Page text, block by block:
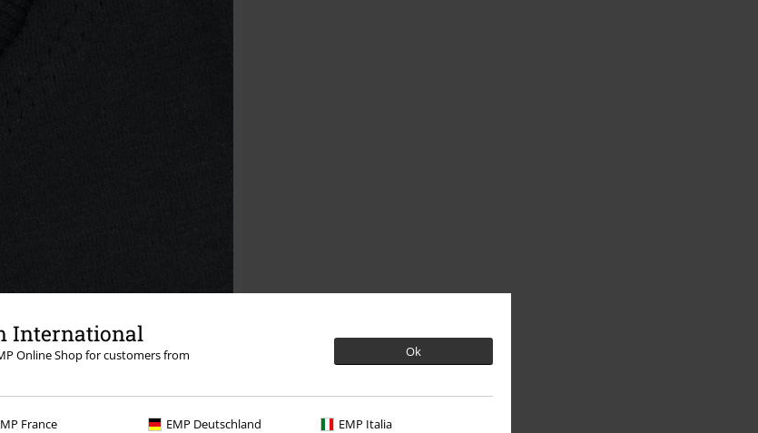
International
Online Shop for customers from
Ok
France EMP Deutschland EMP Italia